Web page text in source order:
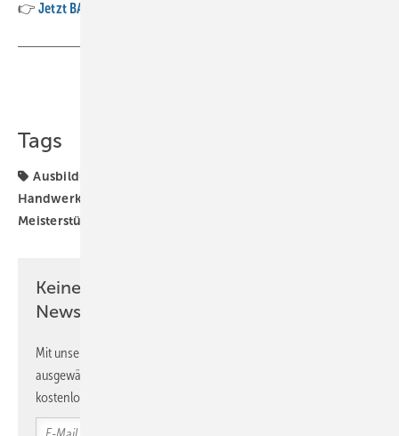
👉 Jetzt BAUMETALL abonnieren oder Einzelheft sichern
Tags
Ausbildung
Handwerk
Meisterstücke
Keine Zeit? Kein Problem mit dem BM
Newsletter!
Mit unserem Newsletter erhalten Sie regelmäßig von uns
ausgewählte Informationen und Neuigkeiten, gebündelt und
kostenlos direkt ins Postfach.